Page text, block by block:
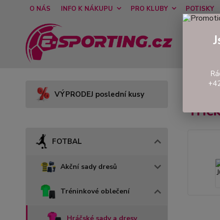
O NÁS INFO K NÁKUPU PRO KLUBY POTISKY
VÝPRODEJ poslední kusy
FOTBAL
Akční sady dresů
Tréninkové oblečení